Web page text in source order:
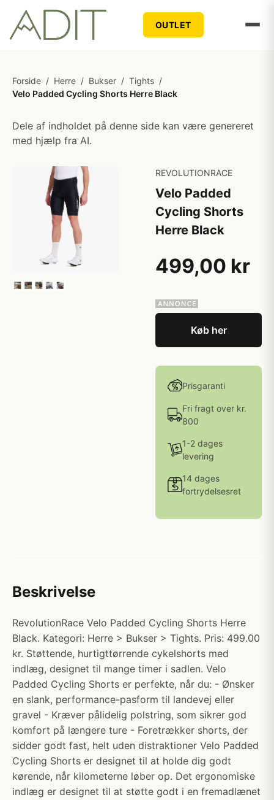
OUTLET
Forside / Herre / Bukser / Tights /
Velo Padded Cycling Shorts Herre Black
Dele af indholdet på denne side kan være genereret
med hjælp fra AI.
REVOLUTIONRACE
Velo Padded
Cycling Shorts
Herre Black
499,00 kr
Køb her
Prisgaranti
Fri fragt over kr.
800
1-2 dages
levering
14 dages
fortrydelsesret
Beskrivelse
RevolutionRace Velo Padded Cycling Shorts Herre
Black. Kategori: Herre > Bukser > Tights. Pris: 499.00
kr. Støttende, hurtigttørrende cykelshorts med
indlæg, designet til mange timer i sadlen. Velo
Padded Cycling Shorts er perfekte, når du: - Ønsker
en slank, performance-pasform til landevej eller
gravel - Kræver pålidelig polstring, som sikrer god
komfort på længere ture - Foretrækker shorts, der
sidder godt fast, helt uden distraktioner Velo Padded
Cycling Shorts er designet til at holde dig godt
kørende, når kilometerne løber op. Det ergonomiske
indlæg er designet til at støtte godt i en fremadlænet